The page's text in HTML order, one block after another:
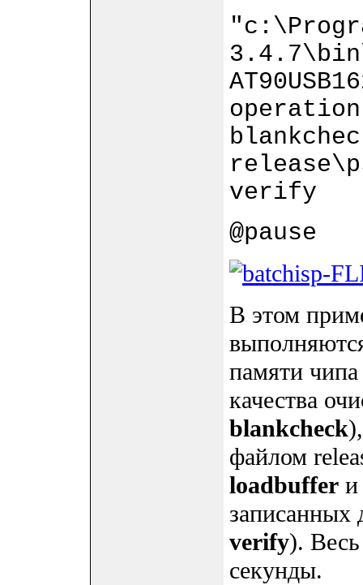
verify
@pause
В этом
памяти
качества
blankcheck
файлом
loadbuffer
записанных
verify).
секунды.